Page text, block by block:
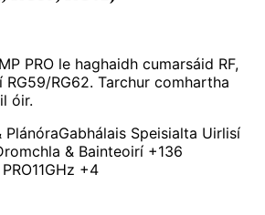
PRO le haghaidh cumarsáid RF,
RG62. Tarchur comhartha
óir.
PlánóraGabhálais Speisialta Uirlisí
& Bainteoirí +136
11GHz +4